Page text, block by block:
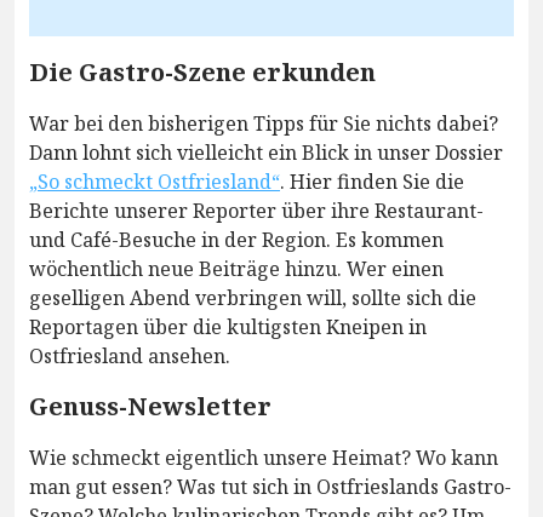
Die Gastro-Szene erkunden
War bei den bisherigen Tipps für Sie nichts dabei?
Dann lohnt sich vielleicht ein Blick in unser Dossier
„So schmeckt Ostfriesland“. Hier finden Sie die
Berichte unserer Reporter über ihre Restaurant-
und Café-Besuche in der Region. Es kommen
wöchentlich neue Beiträge hinzu. Wer einen
geselligen Abend verbringen will, sollte sich die
Reportagen über die kultigsten Kneipen in
Ostfriesland ansehen.
Genuss-Newsletter
Wie schmeckt eigentlich unsere Heimat? Wo kann
man gut essen? Was tut sich in Ostfrieslands Gastro-